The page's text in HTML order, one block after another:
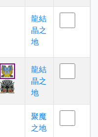
龍結
晶之
地
龍結
晶之
地
聚魔
之地